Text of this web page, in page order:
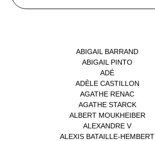
ABIGAIL BARRAND
ABIGAIL PINTO
ADÉ
ADÈLE CASTILLON
AGATHE RENAC
AGATHE STARCK(1)
ALBERT MOUKHEIBER
ALEXANDRE V(1)
ALEXIS BATAILLE-HEMBERT